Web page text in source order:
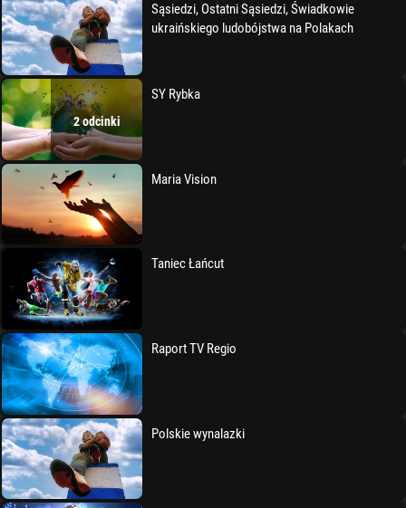
Sąsiedzi, Ostatni Sąsiedzi, Świadkowie
ukraińskiego ludobójstwa na Polakach
2 odcinki
SY Rybka
Maria Vision
Taniec Łańcut
Raport TV Regio
Polskie wynalazki